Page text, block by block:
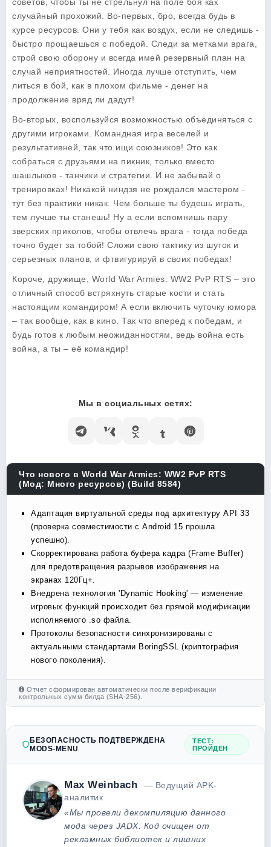
случайный прохожий. Во-первых, бро, всегда будь в
курсе ресурсов. Они у тебя как воздух, если не следишь -
быстро прощаешься с победой. Следи за метками врага,
строй свою оборону и всегда имей резервный план на
случай неприятностей. Иногда лучше отступить, чем
литься в бой, как в плохом фильме - денег на
продолжение вряд ли дадут!
Во-вторых, воспользуйся возможностью объединяться с
другими игроками. Командная игра веселей и
результативней, так что ищи союзников! Это как
собраться с друзьями на пикник, только вместо
шашлыков - танчики и стратегии. И не забывай о
тренировках! Никакой ниндзя не рождался мастером -
тут без практики никак. Чем больше ты будешь играть,
тем лучше ты станешь! Ну а если вспомнишь пару
зверских приколов, чтобы отвлечь врага - тогда победа
точно будет за тобой! Сложи свою тактику из шуток и
серьезных планов, и фтвигурируй в своих победах!
Короче, дружище, World War Armies: WW2 PvP RTS – это
отличный способ встряхнуть старые кости и стать
настоящим командиром! А если включить чуточку юмора
– так вообще, как в кино. Так что вперед к победам, и
будь готов к любым неожиданностям, ведь война есть
война, а ты – её командир!
Мы в социальных сетях:
Что нового в World War Armies: WW2 PvP RTS
(Мод: Много ресурсов) (Build 8584)
Адаптация виртуальной среды под архитектуру API 33
(проверка совместимости с Android 15 прошла
успешно).
Скорректирована работа буфера кадра (Frame Buffer)
для предотвращения разрывов изображения на
экранах 120Гц+.
Внедрена технология 'Dynamic Hooking' — изменение
игровых функций происходит без прямой модификации
исполняемого .so файла.
Протоколы безопасности синхронизированы с
актуальными стандартами BoringSSL (криптография
нового поколения).
Отчет сформирован автоматически после верификации
контрольных сумм билда (SHA-256).
БЕЗОПАСНОСТЬ ПОДТВЕРЖДЕНА
MODS-MENU
ТЕСТ:
ПРОЙДЕН
Max Weinbach
— Ведущий APK-
аналитик
«Мы провели декомпиляцию данного
мода через JADX. Код очищен от
рекламных библиотек и лишних